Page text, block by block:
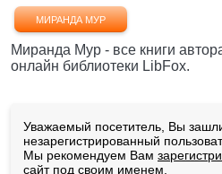
МИРАНДА МУР
Миранда Мур - все книги
онлайн библиотеки LibFox.
Уважаемый посетитель, Вы
незарегистрированный
Мы рекомендуем Вам
сайт под своим именем.